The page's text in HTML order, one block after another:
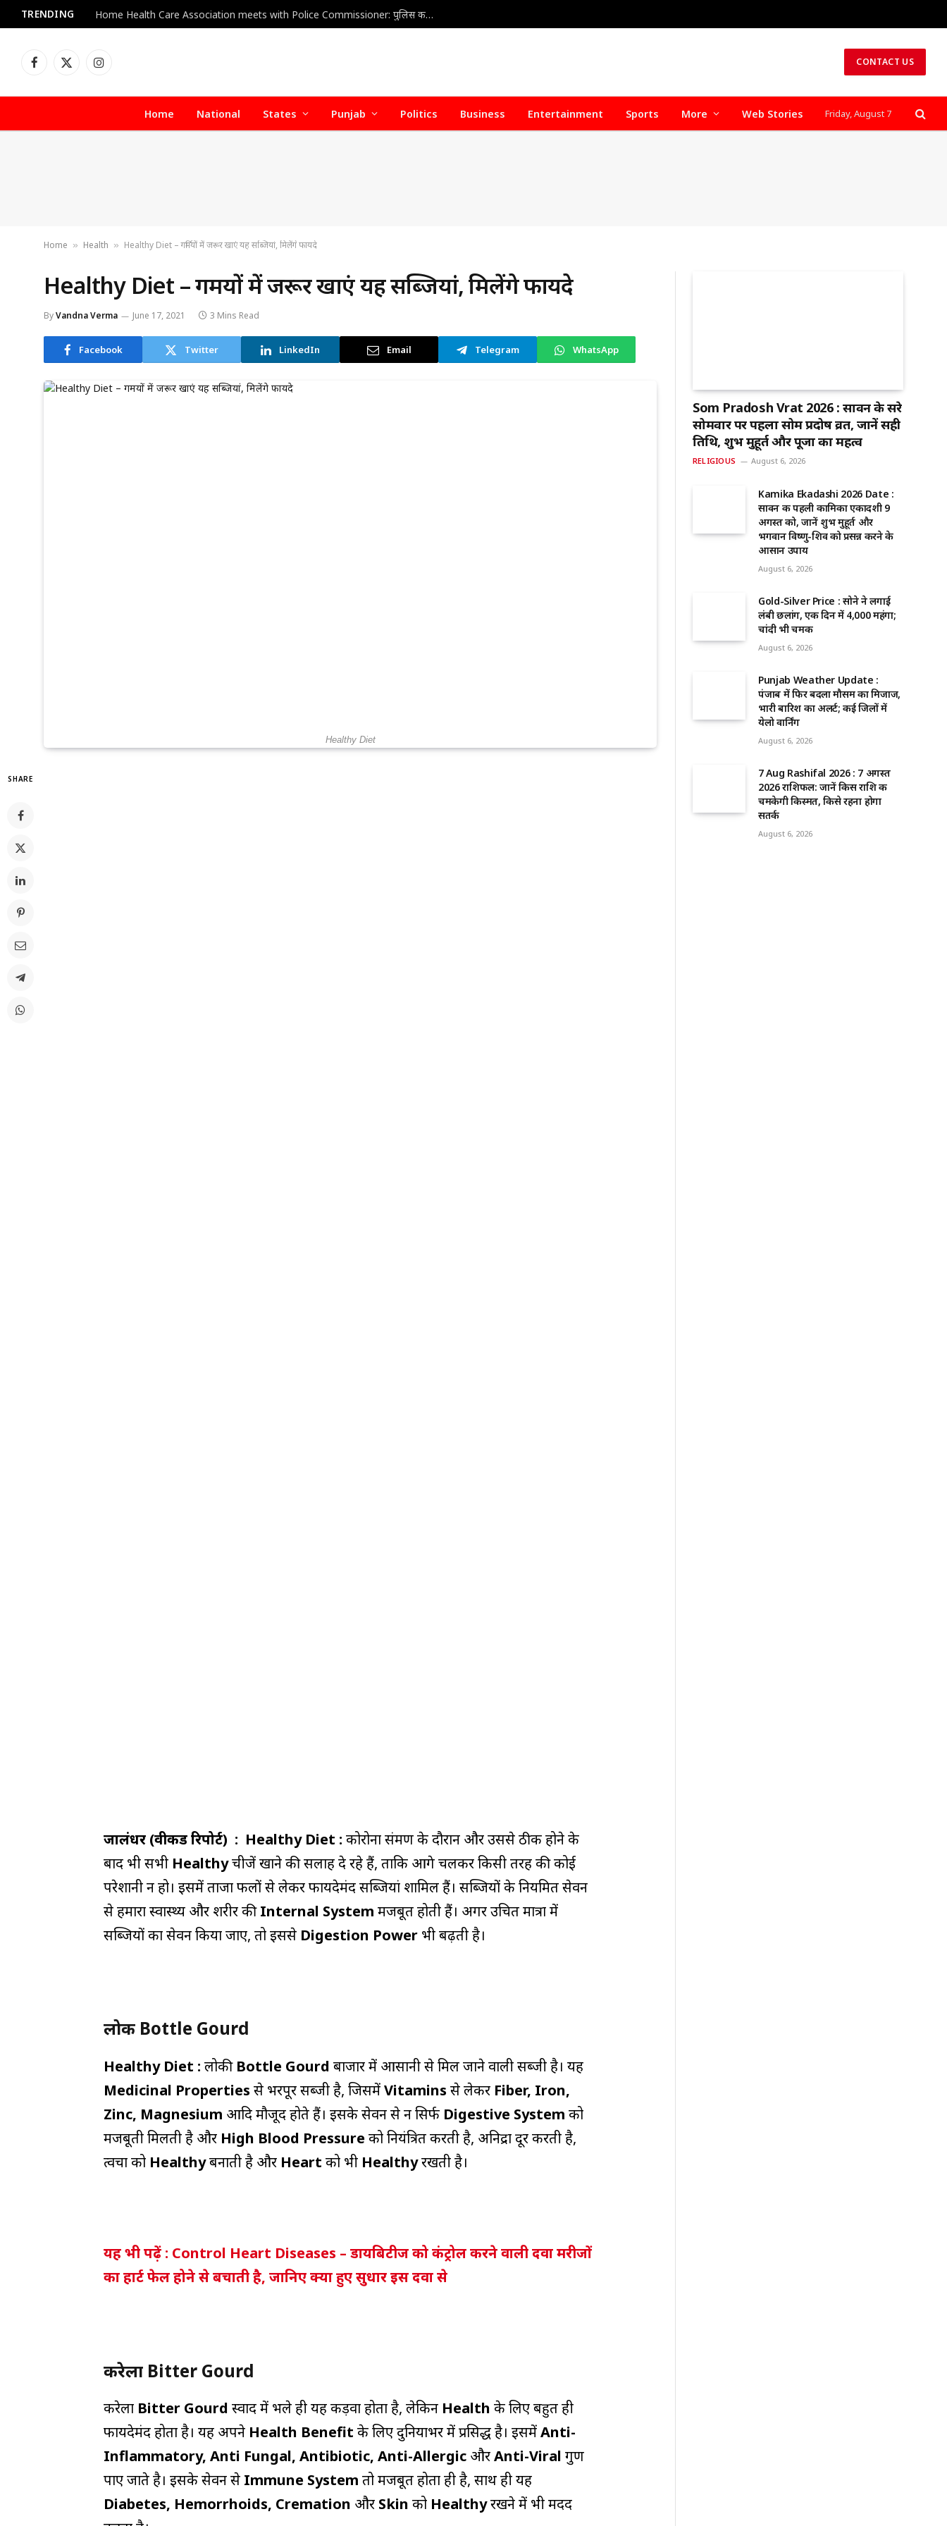
TRENDING Home Health Care Association meets with Police Commissioner: पुलिस कमिश्नर से होम हेल्थ केयर वेलफेयर एसोसिएशन की अहम बैठक, डिफॉल्टर होम हेल्थ केयर एजेंसियों पर जल्द हो सकती है सख्त कार्रवाई
Facebook
X
Instagram CONTACT US
Home National States Punjab Politics Business Entertainment Sports More Web Stories Friday, August 7
Home » Health » Healthy Diet – गर्मियों में जरूर खाएं यह सब्जियां, मिलेंगे फायदे
Healthy Diet – गर्मियों में जरूर खाएं यह सब्जियां, मिलेंगे फायदे
ByVandna Verma June 17, 2021 3 Mins Read
Facebook Twitter LinkedIn Email Telegram WhatsApp
Healthy Diet
SHARE
जालंधर (वीकैंड रिपोर्ट) : Healthy Diet : कोरोना संक्रमण के दौरान और उससे ठीक होने के
बाद भी सभी Healthyचीजें खाने की सलाह दे रहे हैं, ताकि आगे चलकर किसी तरह की कोई
परेशानी न हो। इसमें ताजा फलों से लेकर फायदेमंद सब्जियां शामिल हैं। सब्जियों के नियमित सेवन
से हमारा स्वास्थ्य और शरीर कीInternal System मजबूत होती हैं। अगर उचित मात्रा में
सब्जियों का सेवन किया जाए, तो इससे Digestion Power भी बढ़ती है।
लोकी Bottle Gourd
Healthy Diet : लोकी Bottle Gourd बाजार में आसानी से मिल जाने वाली सब्जी है। यह
Medicinal Properties से भरपूर सब्जी है, जिसमेंVitamins से लेकर Fiber, Iron,
Zinc, Magnesium आदि मौजूद होते हैं। इसके सेवन से न सिर्फ Digestive System को
मजबूती मिलती है और High Blood Pressure को नियंत्रित करती है, अनिद्रा दूर करती है,
त्वचा को Healthyबनाती है और Heart को भी Healthyरखती है।
यह भी पढ़ें : Control Heart Diseases – डायबिटीज को कंट्रोल करने वाली दवा मरीजों
का हार्ट फेल होने से बचाती है, जानिए क्या हुए सुधार इस दवा से
करेला Bitter Gourd
करेला Bitter Gourd स्वाद में भले ही यह कड़वा होता है, लेकिन Health के लिए बहुत ही
फायदेमंद होता है। यह अपने Health Benefit के लिए दुनियाभर में प्रसिद्ध है। इसमेंAnti-
Inflammatory, Anti Fungal, Antibiotic, Anti-Allergic औरAnti-Viral गुण
पाए जाते है। इसके सेवन से Immune System तो मजबूत होता ही है, साथ ही यह
Diabetes, Hemorrhoids, Cremation और Skin को Healthyरखने में भी मदद
Som Pradosh Vrat 2026 : सावन के दूसरे
सोमवार पर पहला सोम प्रदोष व्रत, जानें सही
तिथि, शुभ मुहूर्त और पूजा का महत्व
RELIGIOUS August 6, 2026
Kamika Ekadashi 2026 Date :
सावन की पहली कामिका एकादशी 9
अगस्त को, जानें शुभ मुहूर्त और
भगवान विष्णु-शिव को प्रसन्न करने के
आसान उपाय
August 6, 2026
Gold-Silver Price : सोने ने लगाई
लंबी छलांग, एक दिन में ₹4,000 महंगा;
चांदी भी चमकी
August 6, 2026
Punjab Weather Update :
पंजाब में फिर बदला मौसम का मिजाज,
भारी बारिश का अलर्ट; कई जिलों में
येलो वार्निंग
August 6, 2026
7 Aug Rashifal 2026 : 7 अगस्त
2026 राशिफल: जानें किस राशि की
चमकेगी किस्मत, किसे रहना होगा
सतर्क
August 6, 2026